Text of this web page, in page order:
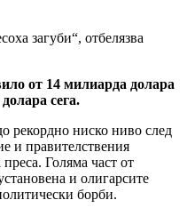
загуби“, отбелязва
от 14 милиарда долара
сега.
рекордно ниско ниво след
и правителствения
Голяма част от
и олигарсите
борби.